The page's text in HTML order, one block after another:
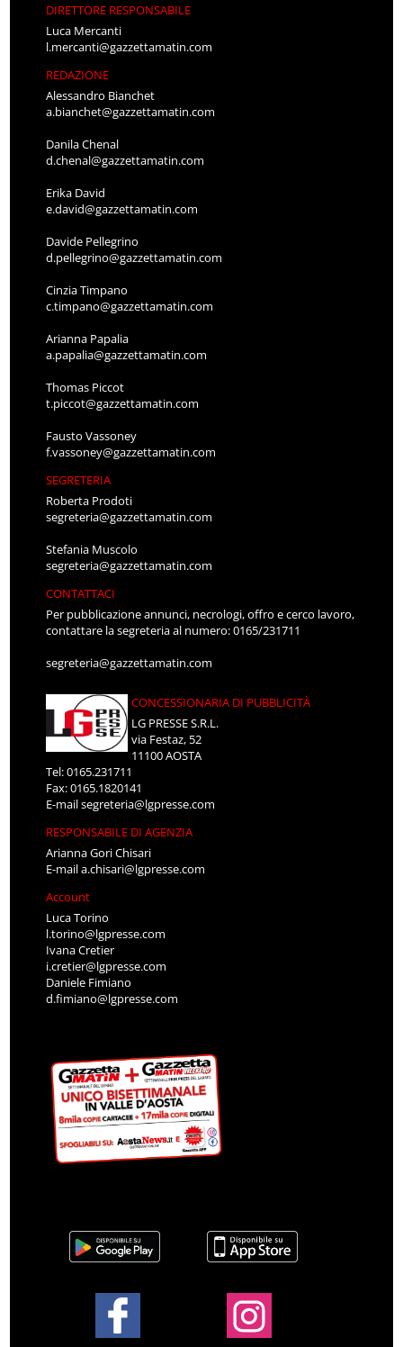
DIRETTORE RESPONSABILE
Luca Mercanti
l.mercanti@gazzettamatin.com
REDAZIONE
Alessandro Bianchet
a.bianchet@gazzettamatin.com
Danila Chenal
d.chenal@gazzettamatin.com
Erika David
e.david@gazzettamatin.com
Davide Pellegrino
d.pellegrino@gazzettamatin.com
Cinzia Timpano
c.timpano@gazzettamatin.com
Arianna Papalia
a.papalia@gazzettamatin.com
Thomas Piccot
t.piccot@gazzettamatin.com
Fausto Vassoney
f.vassoney@gazzettamatin.com
SEGRETERIA
Roberta Prodoti
segreteria@gazzettamatin.com
Stefania Muscolo
segreteria@gazzettamatin.com
CONTATTACI
Per pubblicazione annunci, necrologi, offro e cerco lavoro,
contattare la segreteria al numero: 0165/231711
segreteria@gazzettamatin.com
CONCESSIONARIA DI PUBBLICITÀ
LG PRESSE S.R.L.
via Festaz, 52
11100 AOSTA
Tel: 0165.231711
Fax: 0165.1820141
E-mailsegreteria@lgpresse.com
RESPONSABILE DI AGENZIA
Arianna Gori Chisari
E-maila.chisari@lgpresse.com
Account
Luca Torino
l.torino@lgpresse.com
Ivana Cretier
i.cretier@lgpresse.com
Daniele Fimiano
d.fimiano@lgpresse.com